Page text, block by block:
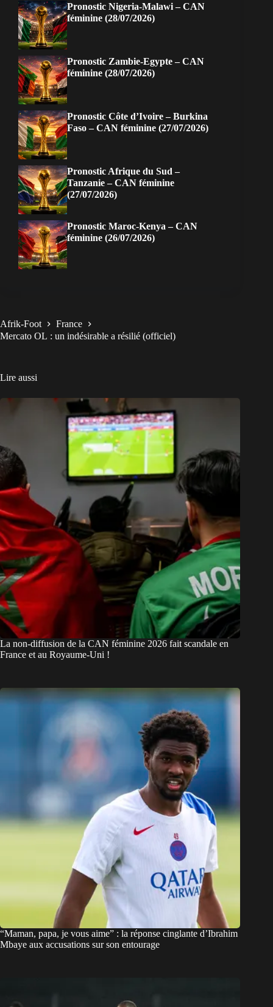
Pronostic Nigeria-Malawi – CAN
féminine (28/07/2026)
Pronostic Zambie-Egypte – CAN
féminine (28/07/2026)
Pronostic Côte d’Ivoire – Burkina
Faso – CAN féminine (27/07/2026)
Pronostic Afrique du Sud –
Tanzanie – CAN féminine
(27/07/2026)
Pronostic Maroc-Kenya – CAN
féminine (26/07/2026)
Afrik-Foot
France
Mercato OL : un indésirable a résilié (officiel)
Lire aussi
La non-diffusion de la CAN féminine 2026 fait scandale en
France et au Royaume-Uni !
“Maman, papa, je vous aime” : la réponse cinglante d’Ibrahim
Mbaye aux accusations sur son entourage